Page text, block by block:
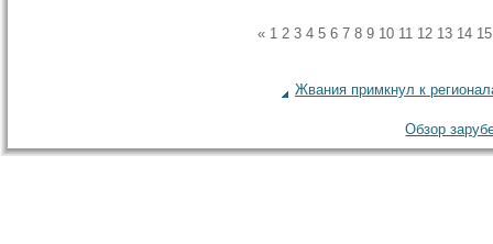
« 1 2 3 4 5 6 7 8 9 10 11 12 13 14 15
Жвания примкнул к
Обзор